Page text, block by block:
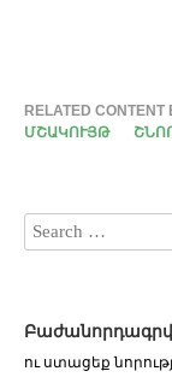
RELATED CONTENT
ՄՇԱԿՈՒՅԹ
ու ստացեք